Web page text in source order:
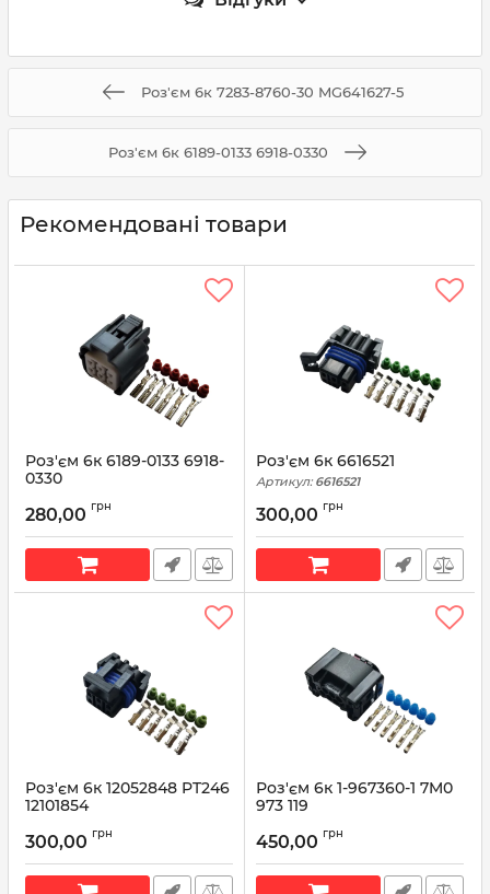
Роз'єм 6к 7283-8760-30 MG641627-5
Роз'єм 6к 6189-0133 6918-0330
Рекомендовані товари
Роз'єм 6к 6189-0133 6918-
0330
280,00 грн
Роз'єм 6к 6616521
Артикул: 6616521
300,00 грн
Роз'єм 6к 12052848 PT246
12101854
300,00 грн
Роз'єм 6к 1-967360-1 7M0
973 119
450,00 грн